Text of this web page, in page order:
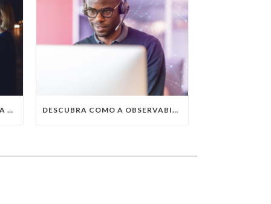
QUAIS SÃO AS TENDÊNCIAS DA TECNOLOGIA DA INFORMAÇÃO PARA 2023? DESCUBRA COMO A OBSERVABILITY IMPULSIONA O SUCESSO DO SEU NEGÓCIO